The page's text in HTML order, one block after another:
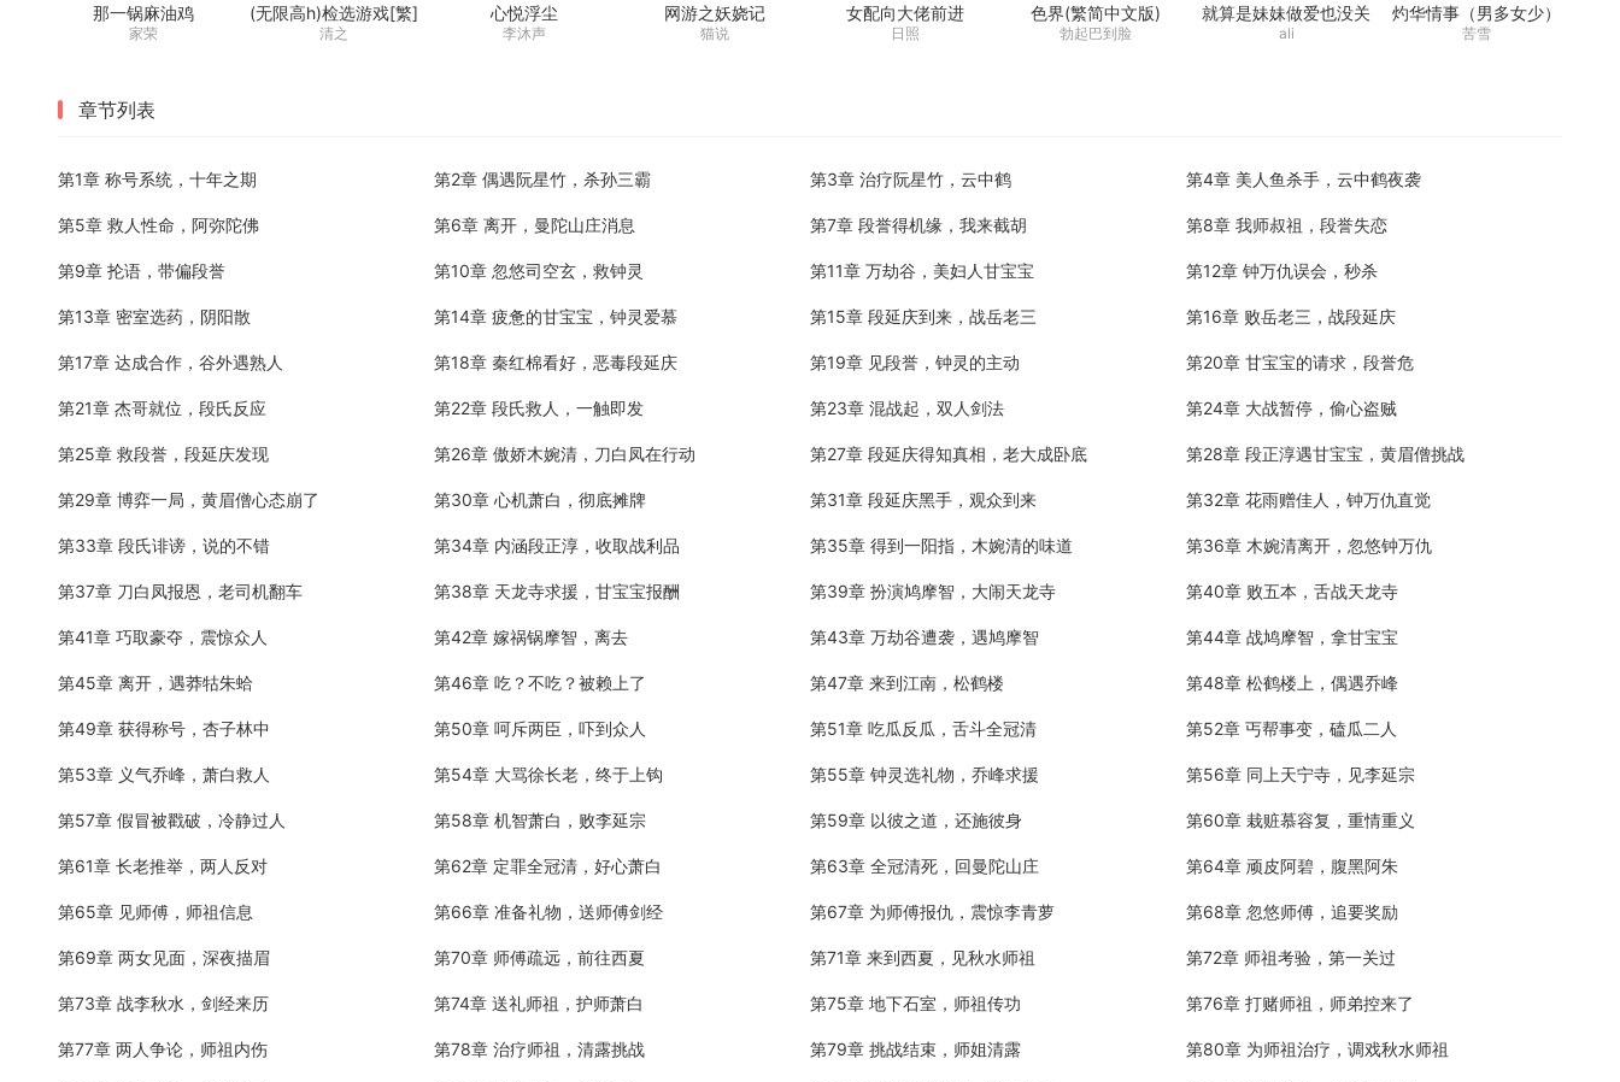
那一锅麻油鸡
家荣
(无限高h)检选游戏[繁]
清之
心悦浮尘
李沐声
网游之妖娆记
猫说
女配向大佬前进
日照
色界(繁简中文版)
勃起巴到脸
就算是妹妹做爱也没关
系吧？
ali
灼华情事（男多女少）
苦雪
章节列表
第1章 称号系统，十年之期 第2章 偶遇阮星竹，杀孙三霸 第3章 治疗阮星竹，云中鹤 第4章 美人鱼杀手，云中鹤夜袭
第5章 救人性命，阿弥陀佛 第6章 离开，曼陀山庄消息 第7章 段誉得机缘，我来截胡 第8章 我师叔祖，段誉失恋
第9章 抡语，带偏段誉 第10章 忽悠司空玄，救钟灵 第11章 万劫谷，美妇人甘宝宝 第12章 钟万仇误会，秒杀
第13章 密室选药，阴阳散 第14章 疲惫的甘宝宝，钟灵爱慕 第15章 段延庆到来，战岳老三 第16章 败岳老三，战段延庆
第17章 达成合作，谷外遇熟人 第18章 秦红棉看好，恶毒段延庆 第19章 见段誉，钟灵的主动 第20章 甘宝宝的请求，段誉危
第21章 杰哥就位，段氏反应 第22章 段氏救人，一触即发 第23章 混战起，双人剑法 第24章 大战暂停，偷心盗贼
第25章 救段誉，段延庆发现 第26章 傲娇木婉清，刀白凤在行动 第27章 段延庆得知真相，老大成卧底 第28章 段正淳遇甘宝宝，黄眉僧挑战
第29章 博弈一局，黄眉僧心态崩了 第30章 心机萧白，彻底摊牌 第31章 段延庆黑手，观众到来 第32章 花雨赠佳人，钟万仇直觉
第33章 段氏诽谤，说的不错 第34章 内涵段正淳，收取战利品 第35章 得到一阳指，木婉清的味道 第36章 木婉清离开，忽悠钟万仇
第37章 刀白凤报恩，老司机翻车 第38章 天龙寺求援，甘宝宝报酬 第39章 扮演鸠摩智，大闹天龙寺 第40章 败五本，舌战天龙寺
第41章 巧取豪夺，震惊众人 第42章 嫁祸锅摩智，离去 第43章 万劫谷遭袭，遇鸠摩智 第44章 战鸠摩智，拿甘宝宝
第45章 离开，遇莽牯朱蛤 第46章 吃？不吃？被赖上了 第47章 来到江南，松鹤楼 第48章 松鹤楼上，偶遇乔峰
第49章 获得称号，杏子林中 第50章 呵斥两臣，吓到众人 第51章 吃瓜反瓜，舌斗全冠清 第52章 丐帮事变，磕瓜二人
第53章 义气乔峰，萧白救人 第54章 大骂徐长老，终于上钩 第55章 钟灵选礼物，乔峰求援 第56章 同上天宁寺，见李延宗
第57章 假冒被戳破，冷静过人 第58章 机智萧白，败李延宗 第59章 以彼之道，还施彼身 第60章 栽赃慕容复，重情重义
第61章 长老推举，两人反对 第62章 定罪全冠清，好心萧白 第63章 全冠清死，回曼陀山庄 第64章 顽皮阿碧，腹黑阿朱
第65章 见师傅，师祖信息 第66章 准备礼物，送师傅剑经 第67章 为师傅报仇，震惊李青萝 第68章 忽悠师傅，追要奖励
第69章 两女见面，深夜描眉 第70章 师傅疏远，前往西夏 第71章 来到西夏，见秋水师祖 第72章 师祖考验，第一关过
第73章 战李秋水，剑经来历 第74章 送礼师祖，护师萧白 第75章 地下石室，师祖传功 第76章 打赌师祖，师弟控来了
第77章 两人争论，师祖内伤 第78章 治疗师祖，清露挑战 第79章 挑战结束，师姐清露 第80章 为师祖治疗，调戏秋水师祖